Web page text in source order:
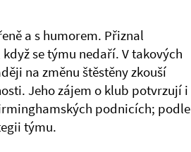
a s humorem. Přiznal
se týmu nedaří. V takových
na změnu štěstěny zkouší
Jeho zájem o klub potvrzují i
podnicích; podle
týmu.